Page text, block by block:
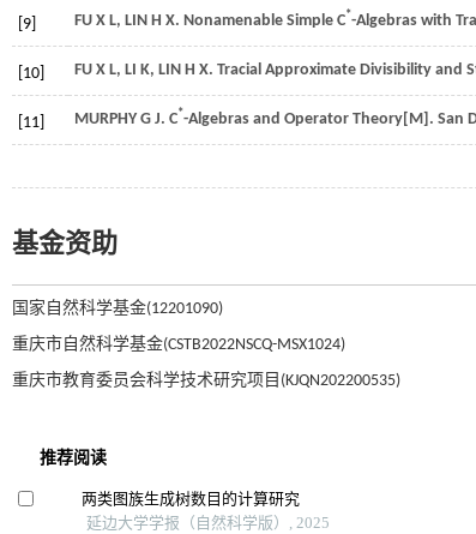
[9] FU X L, LIN H X. Nonamenable Simple C*-Algebras with
[10] FU X L, LI K, LIN H X. Tracial Approximate Divisibility and
[11] MURPHY G J. C*-Algebras and Operator Theory[M]. San
基金资助
国家自然科学基金(12201090)
重庆市自然科学基金(CSTB2022NSCQ-MSX1024)
重庆市教育委员会科学技术研究项目(KJQN202200535)